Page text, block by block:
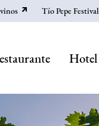
Tío Pepe Festival
Hotel